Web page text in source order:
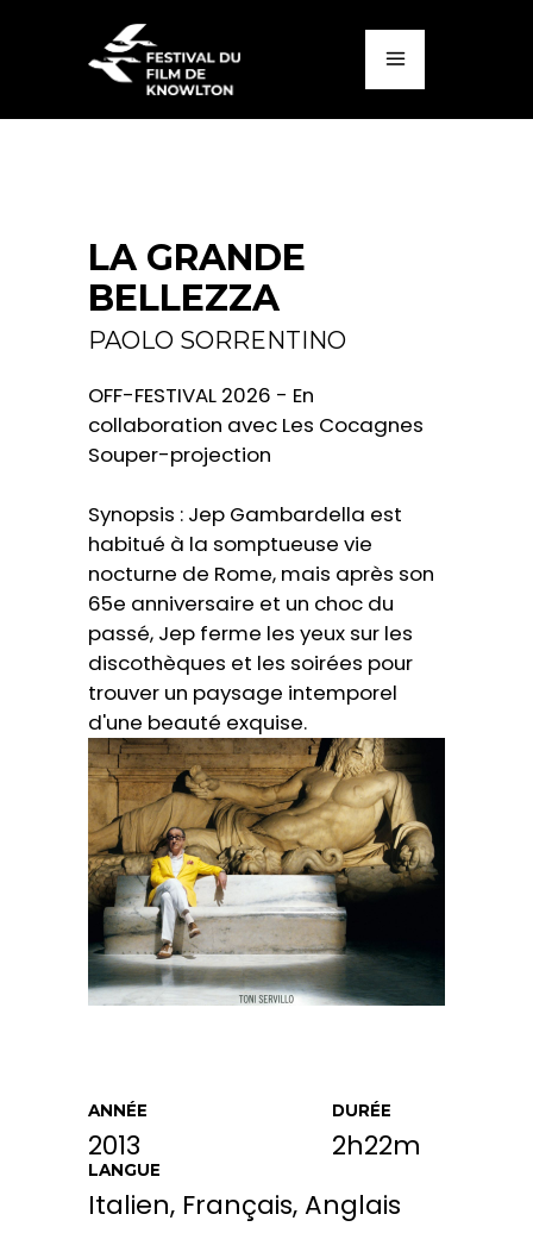
LA GRANDE
BELLEZZA
PAOLO SORRENTINO
OFF-FESTIVAL 2026 - En
collaboration avec Les Cocagnes
Souper-projection
Synopsis : Jep Gambardella est
habitué à la somptueuse vie
nocturne de Rome, mais après son
65e anniversaire et un choc du
passé, Jep ferme les yeux sur les
discothèques et les soirées pour
trouver un paysage intemporel
d'une beauté exquise.
ANNÉE
2013
DURÉE
2h22m
LANGUE
Italien, Français, Anglais